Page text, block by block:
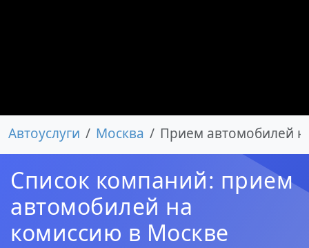
Автоуслуги Москва Прием автомобилей
Список компаний: прием
автомобилей на
комиссию в Москве